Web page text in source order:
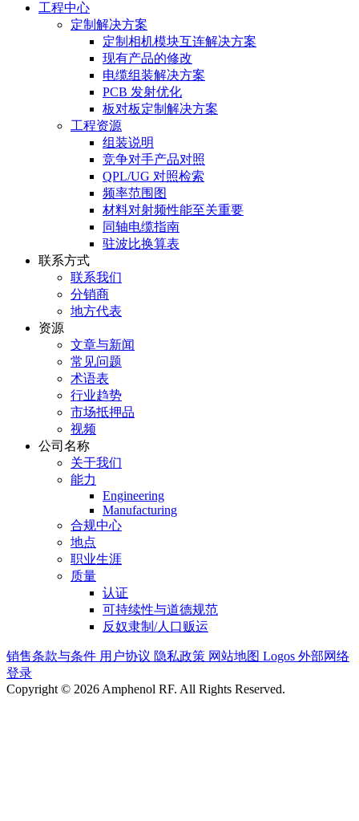
工程中心
定制解决方案
定制相机模块互连解决方案
现有产品的修改
电缆组装解决方案
PCB 发射优化
板对板定制解决方案
工程资源
组装说明
竞争对手产品对照
QPL/UG 对照检索
频率范围图
材料对射频性能至关重要
同轴电缆指南
驻波比换算表
联系方式
联系我们
分销商
地方代表
资源
文章与新闻
常见问题
术语表
行业趋势
市场抵押品
视频
公司名称
关于我们
能力
Engineering
Manufacturing
合规中心
地点
职业生涯
质量
认证
可持续性与道德规范
反奴隶制/人口贩运
销售条款与条件 用户协议 隐私政策 网站地图 Logos 外部网络
登录
Copyright © 2026 Amphenol RF. All Rights Reserved.